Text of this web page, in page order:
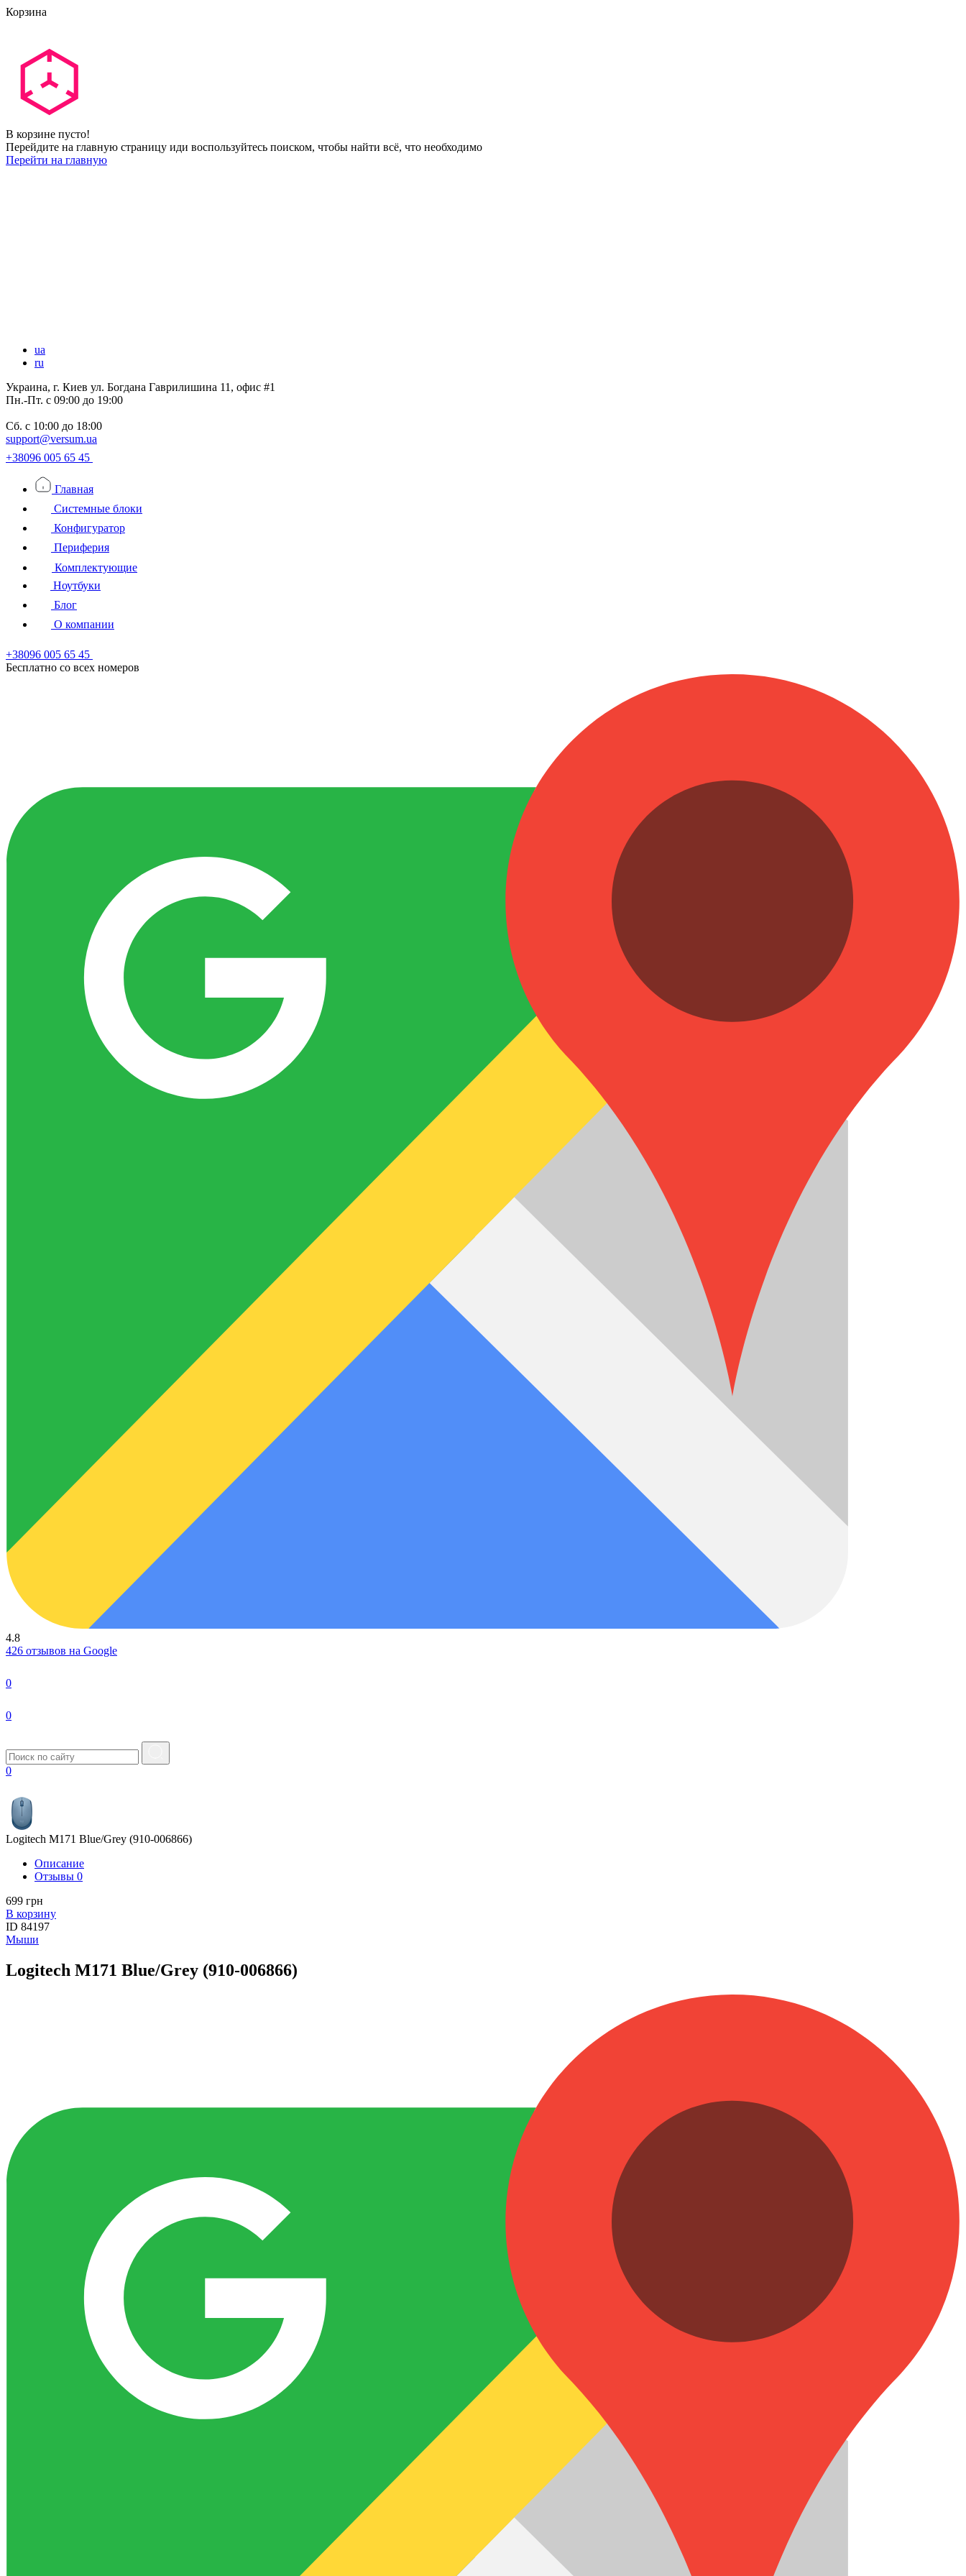
Корзина
В корзине пусто!
Перейдите на главную страницу иди воспользуйтесь поиском, чтобы найти всё, что необходимо
Перейти на главную
ua
ru
Украина, г. Киев ул. Богдана Гаврилишина 11, офис #1
Пн.-Пт. с 09:00 до 19:00
Сб. с 10:00 до 18:00
support@versum.ua
+38096 005 65 45
Главная
Системные блоки
Конфигуратор
Периферия
Комплектующие
Ноутбуки
Блог
О компании
+38096 005 65 45
Бесплатно со всех номеров
4.8
426 отзывов на Google
0
0
0
Logitech M171 Blue/Grey (910-006866)
Описание
Отзывы 0
699 грн
В корзину
ID 84197
Мыши
Logitech M171 Blue/Grey (910-006866)